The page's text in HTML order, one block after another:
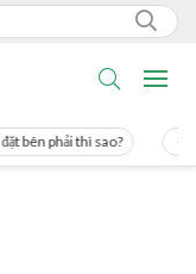
Cách uống nước mía giúp giảm